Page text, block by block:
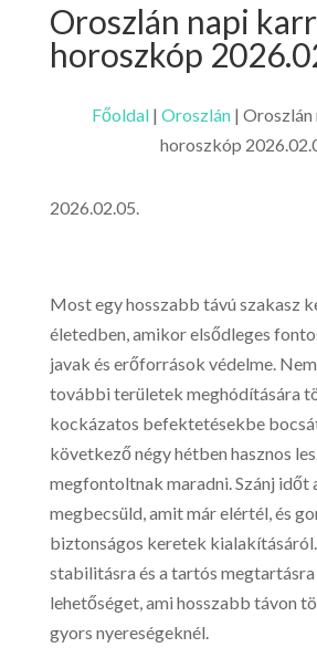
Oroszlán napi
horoszkóp
Főoldal| Oroszlán| Oroszlán
horoszkóp
2026.02.05.
Most egy hosszabb távú szakasz
életedben, amikor elsődleges
javak és erőforrások védelme.
további területek meghódítására
kockázatos befektetésekbe
következő négy hétben hasznos
megfontoltnak maradni. Szánj időt
megbecsüld, amit már elértél, és
biztonságos keretek kialakításáról.
stabilitásra és a tartós
lehetőséget, ami hosszabb távon
gyors nyereségeknél.